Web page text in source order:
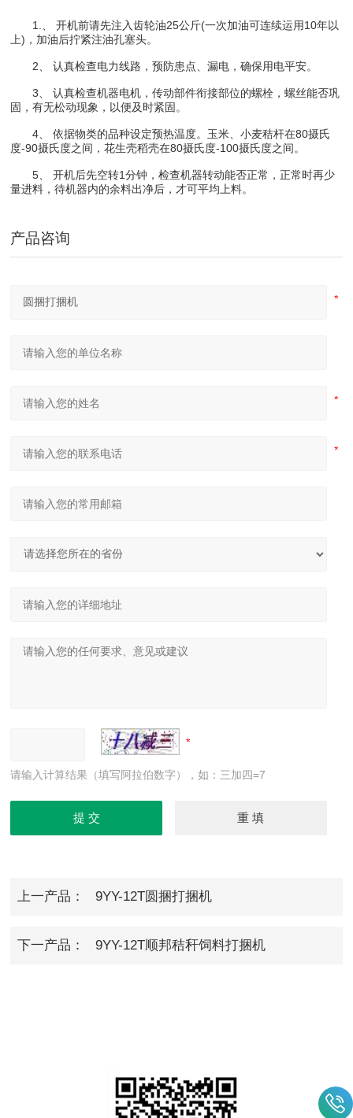
1.、 开机前请先注入齿轮油25公斤(一次加油可连续运用10年以
上)，加油后拧紧注油孔塞头。
2、 认真检查电力线路，预防患点、漏电，确保用电平安。
3、 认真检查机器电机，传动部件衔接部位的螺栓，螺丝能否巩
固，有无松动现象，以便及时紧固。
4、 依据物类的品种设定预热温度。玉米、小麦秸杆在80摄氏
度-90摄氏度之间，花生壳稻壳在80摄氏度-100摄氏度之间。
5、 开机后先空转1分钟，检查机器转动能否正常，正常时再少
量进料，待机器内的余料出净后，才可平均上料。
产品咨询
请输入计算结果（填写阿拉伯数字），如：三加四=7
上一产品： 9YY-12T圆捆打捆机
下一产品： 9YY-12T顺邦秸秆饲料打捆机